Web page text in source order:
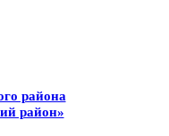
района
район»